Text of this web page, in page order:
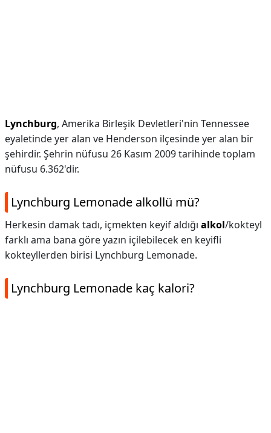
Lynchburg, Amerika Birleşik Devletleri'nin Tennessee
eyaletinde yer alan ve Henderson ilçesinde yer alan bir
şehirdir. Şehrin nüfusu 26 Kasım 2009 tarihinde toplam
nüfusu 6.362'dir.
Lynchburg Lemonade alkollü mü?
Herkesin damak tadı, içmekten keyif aldığı alkol/kokteyl
farklı ama bana göre yazın içilebilecek en keyifli
kokteyllerden birisi Lynchburg Lemonade.
Lynchburg Lemonade kaç kalori?